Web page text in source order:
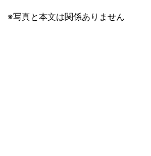
※写真と本文は関係ありません